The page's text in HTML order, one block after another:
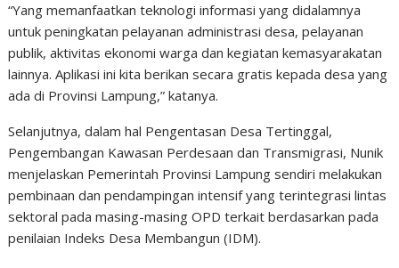
“Yang memanfaatkan teknologi informasi yang didalamnya
untuk peningkatan pelayanan administrasi desa, pelayanan
publik, aktivitas ekonomi warga dan kegiatan kemasyarakatan
lainnya. Aplikasi ini kita berikan secara gratis kepada desa yang
ada di Provinsi Lampung,” katanya.
Selanjutnya, dalam hal Pengentasan Desa Tertinggal,
Pengembangan Kawasan Perdesaan dan Transmigrasi, Nunik
menjelaskan Pemerintah Provinsi Lampung sendiri melakukan
pembinaan dan pendampingan intensif yang terintegrasi lintas
sektoral pada masing-masing OPD terkait berdasarkan pada
penilaian Indeks Desa Membangun (IDM).